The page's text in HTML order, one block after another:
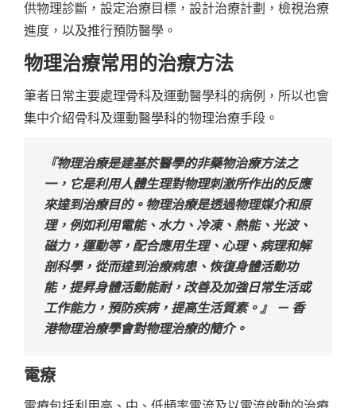
供物理診斷，設定治療目標，設計治療計劃，檢視治療
進度，以及推行預防醫學。
物理治療常用的治療方法
筆者日常主要處理骨科及運動醫學科的病例，所以也會
集中介紹骨科及運動醫學科的物理治療手段。
『物理治療是建基於醫學的非藥物治療方法之
一，它是利用人體生理對物理刺激所作出的反應
來達到治療目的。物理治療是透過物理媒介和原
理，例如利用電能、水力、冷凍、熱能、光波、
磁力，運動等，配合應用生理、心理、病理和解
剖科學，從而達到治療病患、恢復身體活動功
能，提昇身體活動能耐，改善及加強日常生活或
工作能力，預防疾病，提高生活質素。』 － 香
港物理治療學會對物理治療的簡介。
電療